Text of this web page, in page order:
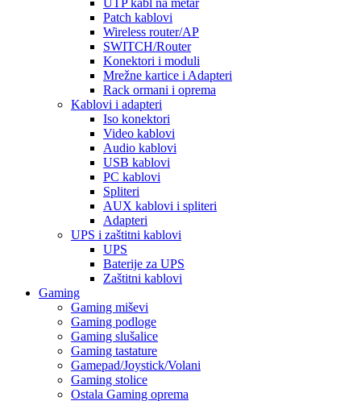
Patch kablovi
Wireless router/AP
SWITCH/Router
Konektori i moduli
Mrežne kartice i Adapteri
Rack ormani i oprema
Kablovi i adapteri
Iso konektori
Video kablovi
Audio kablovi
USB kablovi
PC kablovi
Spliteri
AUX kablovi i spliteri
Adapteri
UPS i zaštitni kablovi
UPS
Baterije za UPS
Zaštitni kablovi
Gaming
Gaming miševi
Gaming podloge
Gaming slušalice
Gaming tastature
Gamepad/Joystick/Volani
Gaming stolice
Ostala Gaming oprema